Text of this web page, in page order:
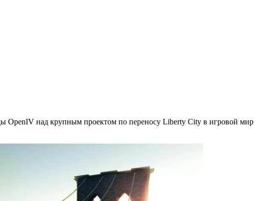
OpenIV над крупным проектом по переносу Liberty City в игровой мир